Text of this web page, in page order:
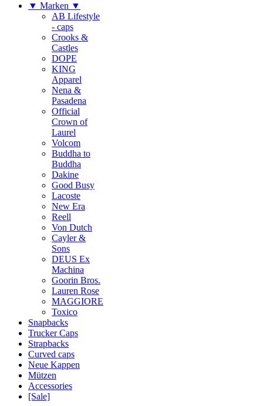
▼ Marken ▼
AB Lifestyle
- caps
Crooks &
Castles
DOPE
KING
Apparel
Nena &
Pasadena
Official
Crown of
Laurel
Volcom
Buddha to
Buddha
Dakine
Good Busy
Lacoste
New Era
Reell
Von Dutch
Cayler &
Sons
DEUS Ex
Machina
Goorin Bros.
Lauren Rose
MAGGIORE
Toxico
Snapbacks
Trucker Caps
Strapbacks
Curved caps
Neue Kappen
Mützen
Accessories
[Sale]